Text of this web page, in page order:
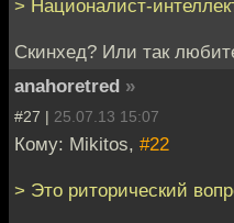
> Националист-
Скинхед? Или так
anahoretred »
#27 | 25.07.13 15:07
Кому: Mikitos, #22
> Это риторический